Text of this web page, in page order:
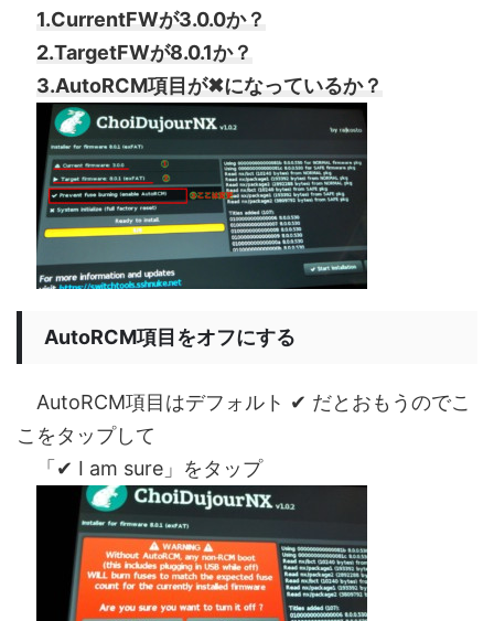
1.CurrentFWが3.0.0か？
2.TargetFWが8.0.1か？
3.AutoRCM項目が✖になっているか？
AutoRCM項目をオフにする
AutoRCM項目はデフォルト ✔ だとおもうのでこ
こをタップして
「✔ I am sure」をタップ